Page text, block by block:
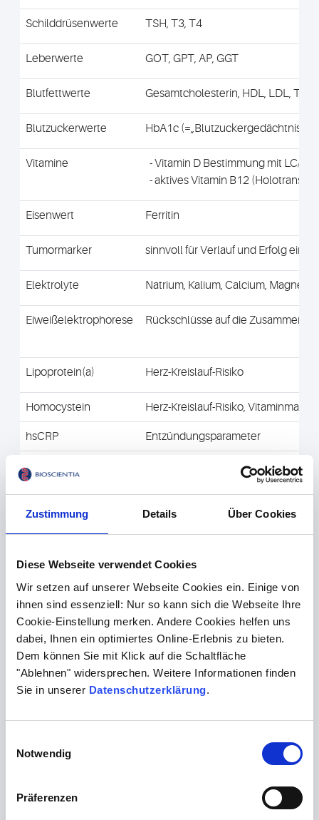
Zustimmung Details Über Cookies
Diese Webseite verwendet Cookies
Wir setzen auf unserer Webseite Cookies ein. Einige von
ihnen sind essenziell: Nur so kann sich die Webseite Ihre
Cookie-Einstellung merken. Andere Cookies helfen uns
dabei, Ihnen ein optimiertes Online-Erlebnis zu bieten.
Dem können Sie mit Klick auf die Schaltfläche
"Ablehnen" widersprechen. Weitere Informationen finden
Sie in unserer Datenschutzerklärung.
Notwendig
Präferenzen
Schilddrüsenwerte TSH, T3, T4
Leberwerte GOT, GPT, AP, GGT
Blutfettwerte Gesamtcholesterin, HDL, LDL,
Blutzuckerwerte HbA1c (=„Blutzuckergedächtnis“)
Vitamine
- Vitamin D Bestimmung mit LC/MS
- aktives Vitamin B12
Eisenwert Ferritin
Tumormarker sinnvoll für Verlauf und Erfolg einer
Elektrolyte Natrium, Kalium, Calcium,
Eiweißelektrophorese Rückschlüsse auf die
Lipoprotein(a) Herz-Kreislauf-Risiko
Homocystein Herz-Kreislauf-Risiko,
hsCRP Entzündungsparameter
Folsäure wichtig für Wachstums- und
Cortisol (oder Kortisol) Stresshormon
Welche Blutwerte sind bei
Krebs erhöht?
Zu den Tumor- oder Krebsmarkern zählen folgende
HCG (humanes Choriongonadotropin): Therapie und
CA 15-3: Tumormarker für Mammakarzinom (Brustkrebs)